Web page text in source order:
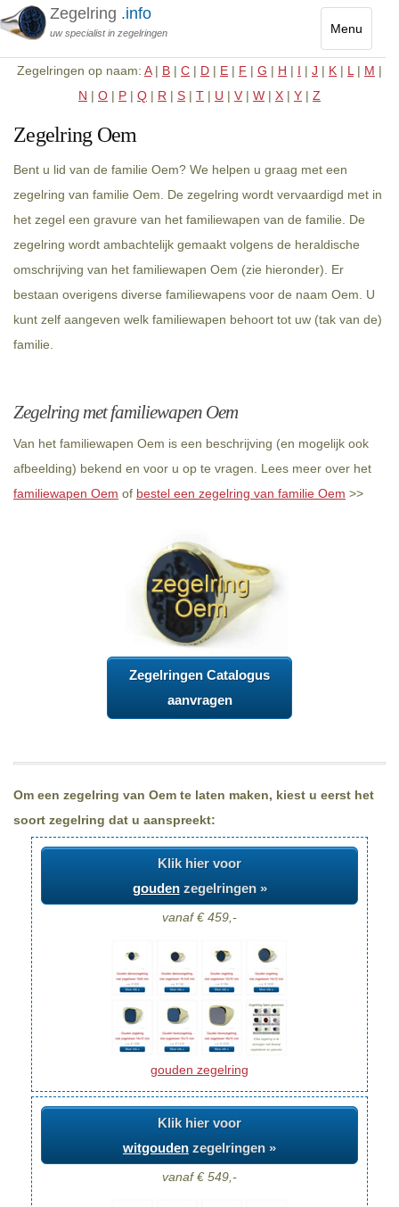
Menu
Toggle
Zegelring .info
uw specialist in zegelringen
Zegelringen op naam: A| B | C | D | E | F | G | H | I | J | K | L | M |
N | O | P | Q | R | S | T | U | V | W | X | Y | Z
Zegelring Oem
Bent u lid van de familie Oem? We helpen u graag met een
zegelring van familie Oem. De zegelring wordt vervaardigd met in
het zegel een gravure van het familiewapen van de familie. De
zegelring wordt ambachtelijk gemaakt volgens de heraldische
omschrijving van het familiewapen Oem (zie hieronder). Er
bestaan overigens diverse familiewapens voor de naam Oem. U
kunt zelf aangeven welk familiewapen behoort tot uw (tak van de)
familie.
Zegelring met familiewapen Oem
Van het familiewapen Oem is een beschrijving (en mogelijk ook
afbeelding) bekend en voor u op te vragen. Lees meer over het
familiewapen Oem of bestel een zegelring van familie Oem >>
Zegelringen Catalogus
aanvragen
Om een zegelring van Oem te laten maken, kiest u eerst het
soort zegelring dat u aanspreekt:
Klik hier voor
goudenzegelringen »
vanaf € 459,-
gouden zegelring
Klik hier voor
witgouden zegelringen »
vanaf € 549,-